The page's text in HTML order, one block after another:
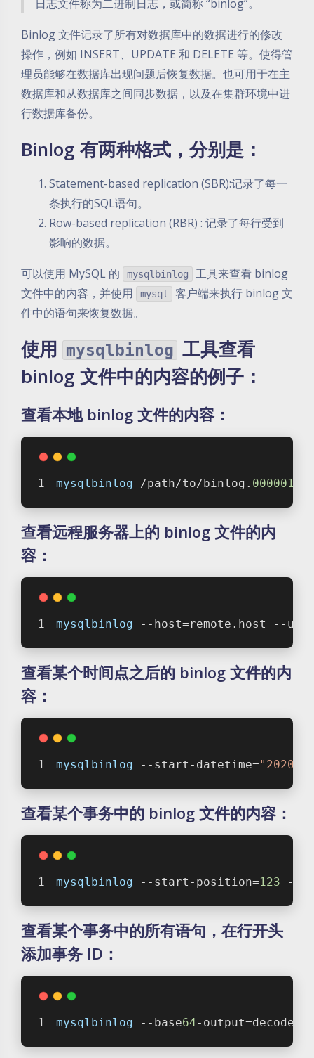
日志文件称为二进制日志，或简称 “binlog”。
Binlog 文件记录了所有对数据库中的数据进行的修改
操作，例如 INSERT、UPDATE 和 DELETE 等。使得管
理员能够在数据库出现问题后恢复数据。也可用于在主
数据库和从数据库之间同步数据，以及在集群环境中进
行数据库备份。
Binlog 有两种格式，分别是：
Statement-based replication (SBR):记录了每一
条执行的SQL语句。
Row-based replication (RBR) : 记录了每行受到
影响的数据。
可以使用 MySQL 的
mysqlbinlog
工具来查看 binlog
文件中的内容，并使用
mysql
客户端来执行 binlog 文
件中的语句来恢复数据。
使用 mysqlbinlog 工具查看
binlog 文件中的内容的例子：
查看本地 binlog 文件的内容：
mysqlbinlog /path/to/binlog. 000001
查看远程服务器上的 binlog 文件的内
容：
mysqlbinlog --host=remote.host --
查看某个时间点之后的 binlog 文件的内
容：
mysqlbinlog --start-datetime="2020-
查看某个事务中的 binlog 文件的内容：
mysqlbinlog --start-position=123 --
查看某个事务中的所有语句，在行开头
添加事务 ID：
mysqlbinlog --base64-